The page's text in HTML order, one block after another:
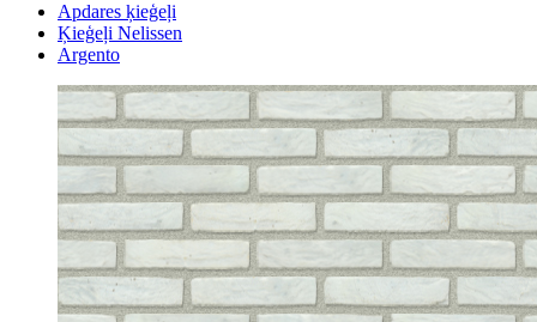
Apdares ķieģeļi
Ķieģeļi Nelissen
Argento